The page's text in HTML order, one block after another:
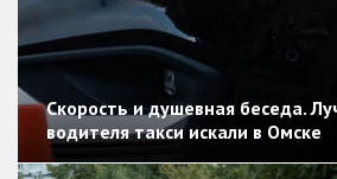
Скорость и душевная беседа.
водителя такси искали в Омске